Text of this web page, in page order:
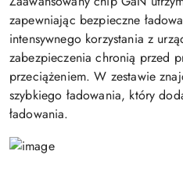
zapewniając bezpieczne
intensywnego korzystania z
zabezpieczenia chronią przed
przeciążeniem. W zestawie
szybkiego ładowania, który
ładowania.